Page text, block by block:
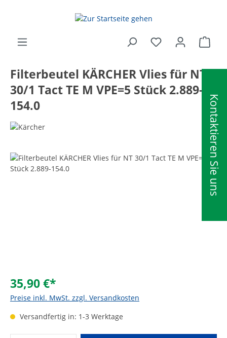
Kontaktieren Sie uns
Filterbeutel KÄRCHER Vlies für NT
30/1 Tact TE M VPE=5 Stück 2.889-
154.0
Bildergalerie überspringen
35,90 €*
Preise inkl. MwSt. zzgl. Versandkosten
Versandfertig in: 1-3 Werktage